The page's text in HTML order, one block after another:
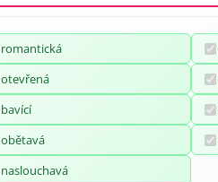
romantická
otevřená
bavící
obětavá
naslouchavá